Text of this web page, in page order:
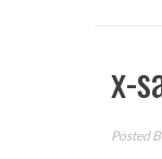
x-
Posted